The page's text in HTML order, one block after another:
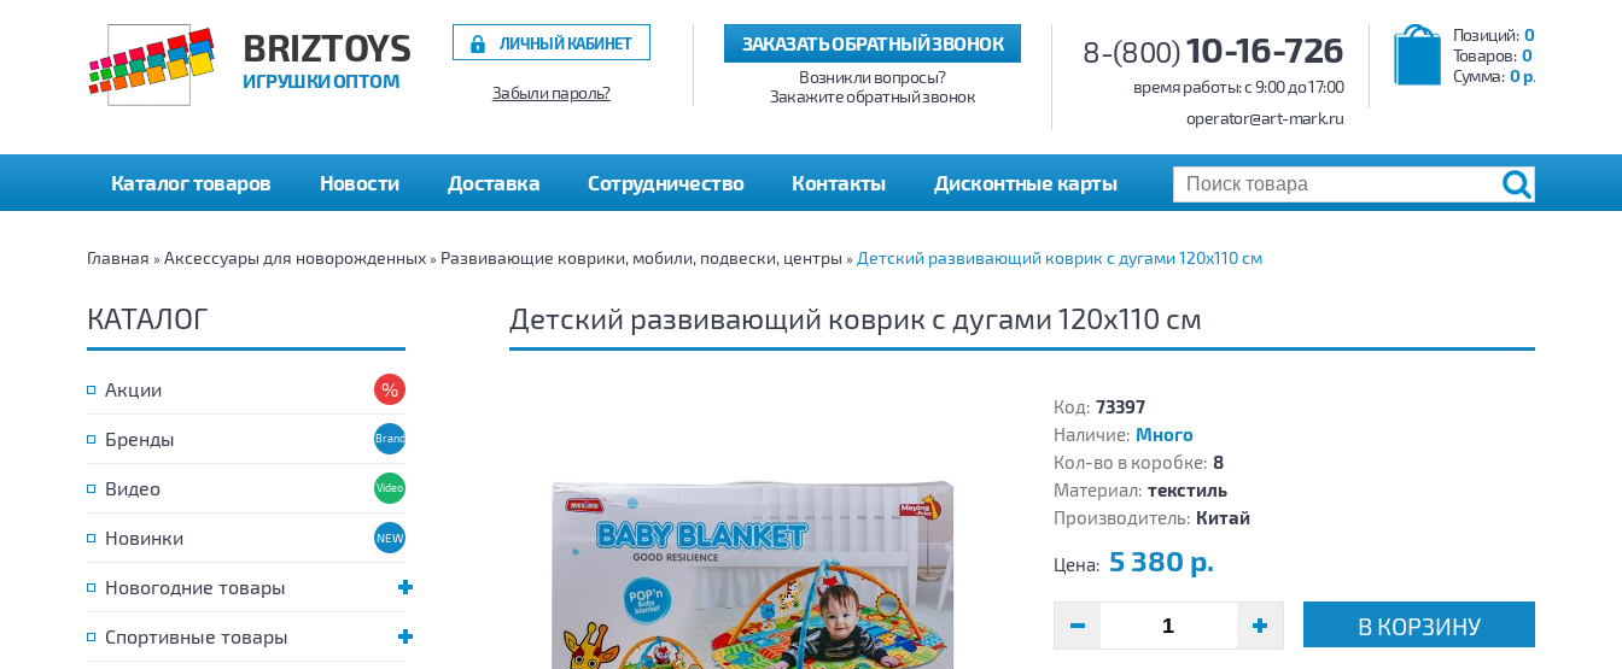
BRIZTOYS
ИГРУШКИ ОПТОМ
Позиций: 0
Товаров: 0
Сумма: 0 р.
8-(800)10-16-726
время работы: c 9:00 до 17:00
operator@art-mark.ru
ЗАКАЗАТЬ ОБРАТНЫЙ ЗВОНОК
Возникли вопросы?
Закажите обратный звонок
ЛИЧНЫЙ КАБИНЕТ
Забыли пароль?
Каталог товаров Новости Доставка Сотрудничество Контакты Дисконтные карты
Главная » Аксессуары для новорожденных » Развивающие коврики, мобили, подвески, центры » Детский развивающий коврик с дугами 120х110 см
КАТАЛОГ
Акции
Бренды
Видео
Новинки
Новогодние товары
Спортивные товары
Детский развивающий коврик с дугами 120х110 см
Код: 73397
Наличие: Много
Кол-во в коробке: 8
Материал: текстиль
Производитель: Китай
Цена: 5 380 р.
В КОРЗИНУ